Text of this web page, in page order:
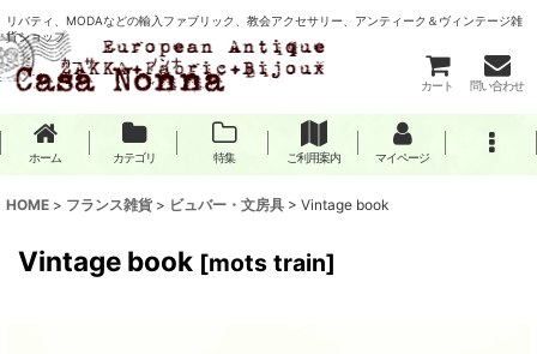
リバティ、MODAなどの輸入ファブリック、教会アクセサリー、アンティーク＆ヴィンテージ雑
貨ショップ
カート 問い合わせ
ホーム カテゴリ 特集 ご利用案内 マイページ
HOME > フランス雑貨 > ビュバー・文房具 > Vintage book
Vintage book [mots train]